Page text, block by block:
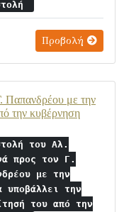
Προβολή
Παπανδρέου με την
την κυβέρνηση
του Αλ.
προς τον Γ.
με την
υποβάλλει την
του από την